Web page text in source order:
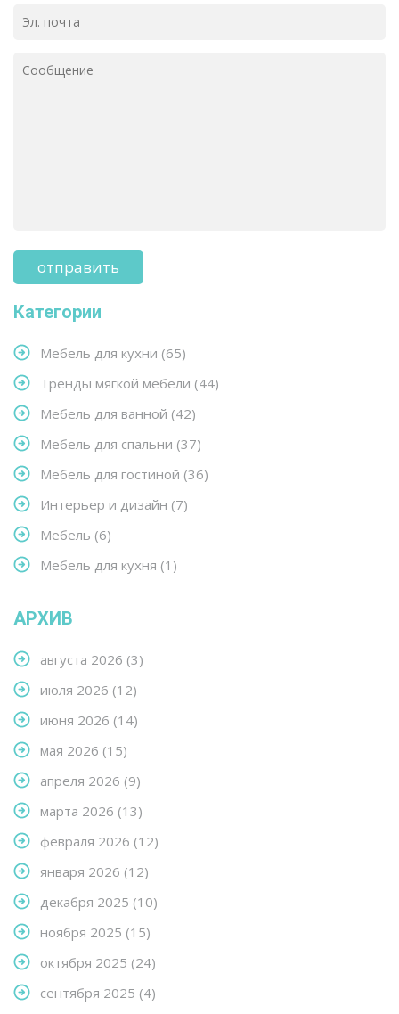
Категории
Мебель для кухни (65)
Тренды мягкой мебели (44)
Мебель для ванной (42)
Мебель для спальни (37)
Мебель для гостиной (36)
Интерьер и дизайн (7)
Мебель (6)
Мебель для кухня (1)
АРХИВ
августа 2026 (3)
июля 2026 (12)
июня 2026 (14)
мая 2026 (15)
апреля 2026 (9)
марта 2026 (13)
февраля 2026 (12)
января 2026 (12)
декабря 2025 (10)
ноября 2025 (15)
октября 2025 (24)
сентября 2025 (4)